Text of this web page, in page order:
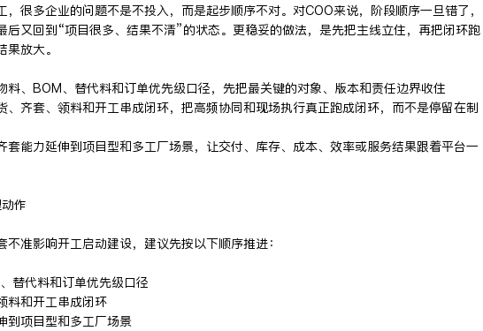
，很多企业的问题不是不投入，而是起步顺序不对。对COO来说，阶段顺序一旦错了，
后又回到“项目很多、结果不清”的状态。更稳妥的做法，是先把主线立住，再把闭环跑
放大。
、BOM、替代料和订单优先级口径，先把最关键的对象、版本和责任边界收住
齐套、领料和开工串成闭环，把高频协同和现场执行真正跑成闭环，而不是停留在制
能力延伸到项目型和多工厂场景，让交付、库存、成本、效率或服务结果跟着平台一
作
不准影响开工启动建设，建议先按以下顺序推进：
替代料和订单优先级口径
料和开工串成闭环
项目型和多工厂场景